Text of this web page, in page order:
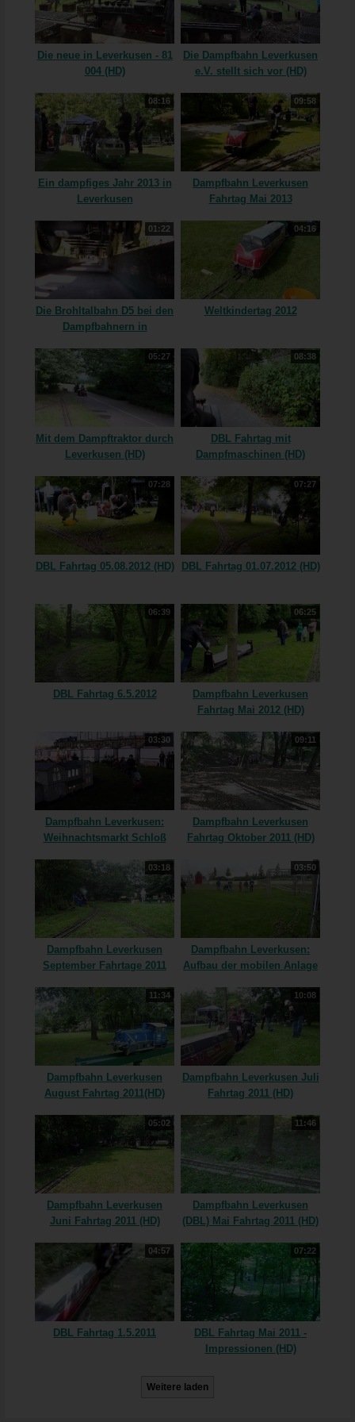
Die neue in Leverkusen - 81
004 (HD)
Die Dampfbahn Leverkusen
e.V. stellt sich vor (HD)
08:16
Ein dampfiges Jahr 2013 in
Leverkusen
09:58
Dampfbahn Leverkusen
Fahrtag Mai 2013
01:22
Die Brohltalbahn D5 bei den
Dampfbahnern in
04:16
Weltkindertag 2012
05:27
Mit dem Dampftraktor durch
Leverkusen (HD)
08:38
DBL Fahrtag mit
Dampfmaschinen (HD)
07:28
DBL Fahrtag 05.08.2012 (HD)
07:27
DBL Fahrtag 01.07.2012 (HD)
06:39
DBL Fahrtag 6.5.2012
06:25
Dampfbahn Leverkusen
Fahrtag Mai 2012 (HD)
03:30
Dampfbahn Leverkusen:
Weihnachtsmarkt Schloß
09:11
Dampfbahn Leverkusen
Fahrtag Oktober 2011 (HD)
03:18
Dampfbahn Leverkusen
September Fahrtage 2011
03:50
Dampfbahn Leverkusen:
Aufbau der mobilen Anlage
11:34
Dampfbahn Leverkusen
August Fahrtag 2011(HD)
10:08
Dampfbahn Leverkusen Juli
Fahrtag 2011 (HD)
05:02
Dampfbahn Leverkusen
Juni Fahrtag 2011 (HD)
11:46
Dampfbahn Leverkusen
(DBL) Mai Fahrtag 2011 (HD)
04:57
DBL Fahrtag 1.5.2011
07:22
DBL Fahrtag Mai 2011 -
Impressionen (HD)